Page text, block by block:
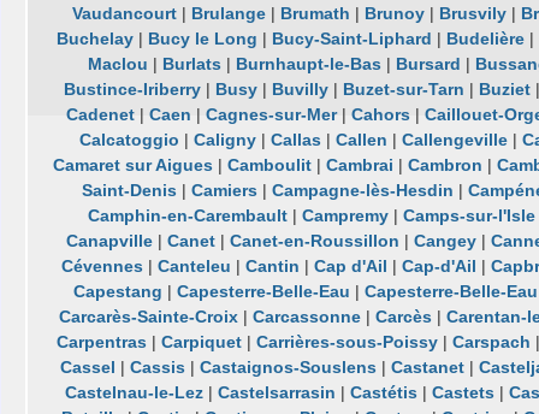
Vaudancourt| Brulange| Brumath | Brunoy| Brusvily|
Buchelay| Bucy le Long | Bucy-Saint-Liphard | Budelière|
Maclou | Burlats | Burnhaupt-le-Bas | Bursard |
Bustince-Iriberry | Busy | Buvilly | Buzet-sur-Tarn | Buziet
Cadenet |Caen |Cagnes-sur-Mer|Cahors |Caillouet-
Calcatoggio | Caligny| Callas| Callen | Callengeville|
Camaret sur Aigues |Camboulit |Cambrai |Cambron |
Saint-Denis| Camiers| Campagne-lès-Hesdin |
Camphin-en-Carembault| Campremy| Camps-sur-l'Isle
Canapville |Canet |Canet-en-Roussillon |Cangey |
Cévennes |Canteleu |Cantin |Cap d'Ail |Cap-d'Ail |
Capestang | Capesterre-Belle-Eau | Capesterre-Belle-Eau
Carcarès-Sainte-Croix |Carcassonne |Carcès |Carentan-
Carpentras| Carpiquet| Carrières-sous-Poissy| Carspach
Cassel | Cassis| Castaignos-Souslens| Castanet|
Castelnau-le-Lez |Castelsarrasin |Castétis |Castets |